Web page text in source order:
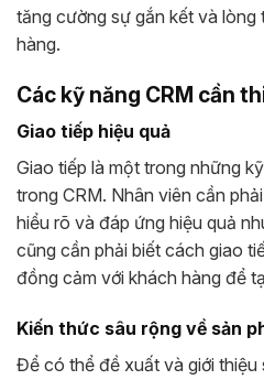
tăng cường sự gắn kết và lòng
hàng.
Các kỹ năng CRM cần
Giao tiếp hiệu quả
Giao tiếp là một trong những
trong CRM. Nhân viên cần
hiểu rõ và đáp ứng hiệu quả
cũng cần phải biết cách giao
đồng cảm với khách hàng để
Kiến thức sâu rộng về sản
Để có thể đề xuất và giới thiệu